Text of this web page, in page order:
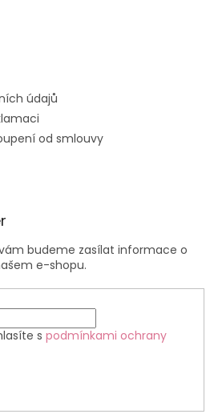
údajů
od smlouvy
budeme zasílat informace o
e-shopu.
s podmínkami ochrany